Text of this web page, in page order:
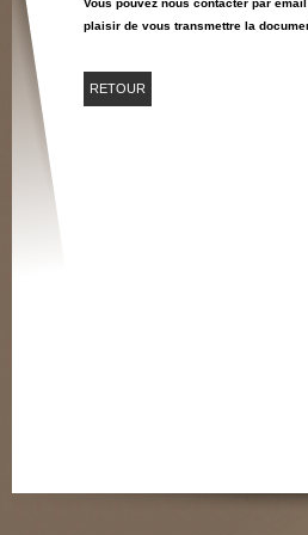
Vous pouvez nous contacter par email
plaisir de vous transmettre la
RETOUR